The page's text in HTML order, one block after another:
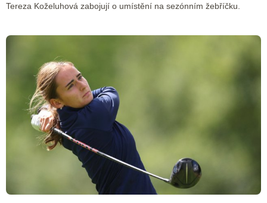
Tereza Koželuhová zabojují o umístění na sezónním žebříčku.